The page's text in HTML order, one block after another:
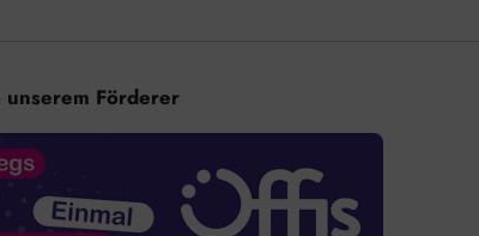
Förderer